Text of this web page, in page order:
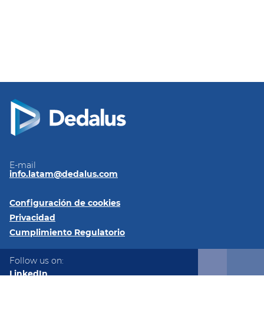
E-mail
info.latam@dedalus.com
Configuración de cookies
Privacidad
Cumplimiento Regulatorio
Follow us on:
LinkedIn